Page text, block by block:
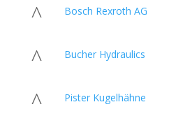
^ Bosch Rexroth AG
^ Bucher Hydraulics
^ Pister Kugelhähne